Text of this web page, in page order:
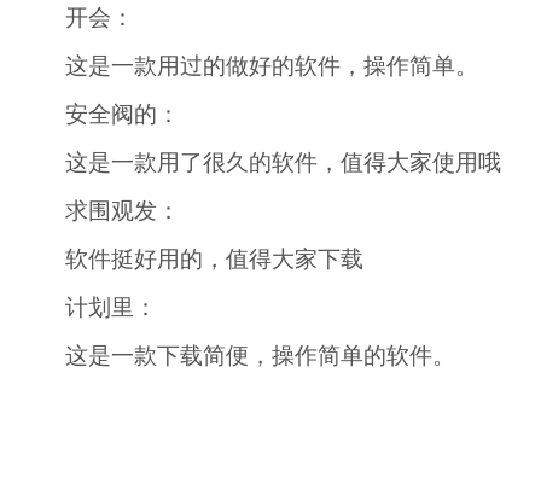
开会：
这是一款用过的做好的软件，操作简单。
安全阀的：
这是一款用了很久的软件，值得大家使用哦
求围观发：
软件挺好用的，值得大家下载
计划里：
这是一款下载简便，操作简单的软件。